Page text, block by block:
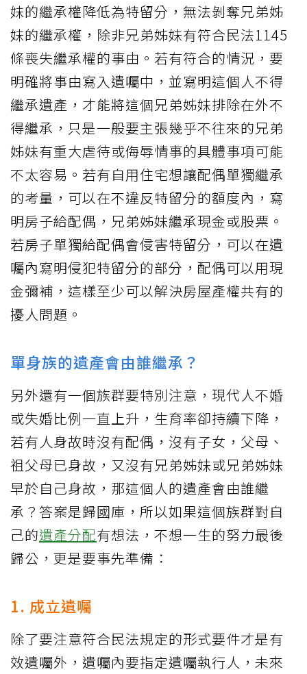
妹的繼承權降低為特留分，無法剝奪兄弟姊
妹的繼承權，除非兄弟姊妹有符合民法1145
條喪失繼承權的事由。若有符合的情況，要
明確將事由寫入遺囑中，並寫明這個人不得
繼承遺產，才能將這個兄弟姊妹排除在外不
得繼承，只是一般要主張幾乎不往來的兄弟
姊妹有重大虐待或侮辱情事的具體事項可能
不太容易。若有自用住宅想讓配偶單獨繼承
的考量，可以在不違反特留分的額度內，寫
明房子給配偶，兄弟姊妹繼承現金或股票。
若房子單獨給配偶會侵害特留分，可以在遺
囑內寫明侵犯特留分的部分，配偶可以用現
金彌補，這樣至少可以解決房屋產權共有的
擾人問題。
單身族的遺產會由誰繼承？
另外還有一個族群要特別注意，現代人不婚
或失婚比例一直上升，生育率卻持續下降，
若有人身故時沒有配偶，沒有子女，父母、
祖父母已身故，又沒有兄弟姊妹或兄弟姊妹
早於自己身故，那這個人的遺產會由誰繼
承？答案是歸國庫，所以如果這個族群對自
己的遺產分配有想法，不想一生的努力最後
歸公，更是要事先準備：
1. 成立遺囑
除了要注意符合民法規定的形式要件才是有
效遺囑外，遺囑內要指定遺囑執行人，未來